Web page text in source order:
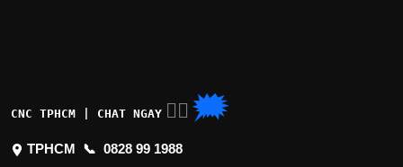
CNC TPHCM | CHAT NGAY 👉🏽 🗯
TPHCM 📞 0828 99 1988